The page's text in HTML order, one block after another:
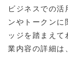
ビジネスでの活
ンやトークンに
ッジを踏まえて
業内容の詳細は